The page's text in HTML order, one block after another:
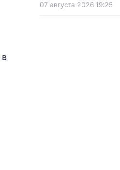
в
07 августа 2026 19:25